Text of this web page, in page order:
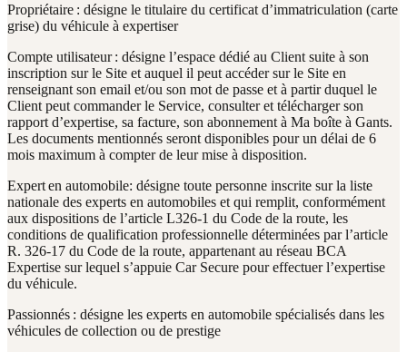
Propriétaire : désigne le titulaire du certificat d’immatriculation (carte
grise) du véhicule à expertiser
Compte utilisateur : désigne l’espace dédié au Client suite à son
inscription sur le Site et auquel il peut accéder sur le Site en
renseignant son email et/ou son mot de passe et à partir duquel le
Client peut commander le Service, consulter et télécharger son
rapport d’expertise, sa facture, son abonnement à Ma boîte à Gants.
Les documents mentionnés seront disponibles pour un délai de 6
mois maximum à compter de leur mise à disposition.
Expert en automobile: désigne toute personne inscrite sur la liste
nationale des experts en automobiles et qui remplit, conformément
aux dispositions de l’article L326-1 du Code de la route, les
conditions de qualification professionnelle déterminées par l’article
R. 326-17 du Code de la route, appartenant au réseau BCA
Expertise sur lequel s’appuie Car Secure pour effectuer l’expertise
du véhicule.
Passionnés : désigne les experts en automobile spécialisés dans les
véhicules de collection ou de prestige